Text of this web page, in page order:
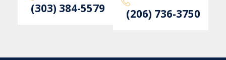
(206) 736-3750
(303) 384-5579